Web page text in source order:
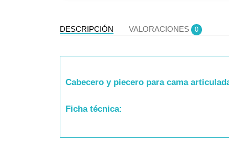
DESCRIPCIÓN VALORACIONES 0
Cabecero y piecero para cama
Ficha técnica: